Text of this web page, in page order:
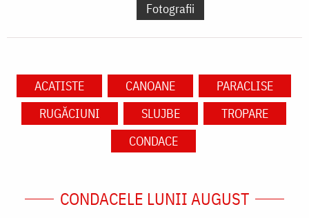
Fotografii
ACATISTE CANOANE
PARACLISE
RUGĂCIUNI
SLUJBE
TROPARE
CONDACE
CONDACELE LUNII AUGUST